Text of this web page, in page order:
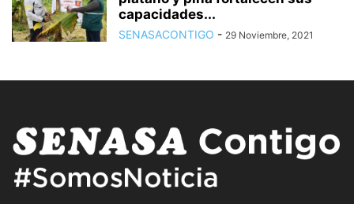
capacidades...
SENASACONTIGO - 29 Noviembre, 2021